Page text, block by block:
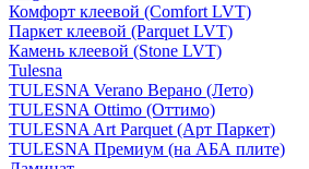
Комфорт клеевой (Comfort LVT)
Паркет клеевой (Parquet LVT)
Камень клеевой (Stone LVT)
Tulesna
TULESNA Verano Верано (Лето)
TULESNA Ottimo (Оттимо)
TULESNA Art Parquet (Арт Паркет)
TULESNA Премиум (на АБА плите)